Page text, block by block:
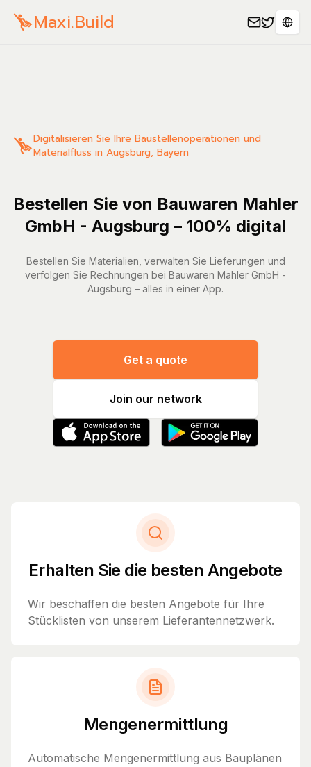
Maxi.Build
Digitalisieren Sie Ihre Baustellenoperationen und
Materialfluss in Augsburg, Bayern
Bestellen Sie von Bauwaren Mahler
GmbH - Augsburg – 100% digital
Bestellen Sie Materialien, verwalten Sie Lieferungen und
verfolgen Sie Rechnungen bei Bauwaren Mahler GmbH -
Augsburg – alles in einer App.
Get a quote
Join our network
Erhalten Sie die besten Angebote
Wir beschaffen die besten Angebote für Ihre
Stücklisten von unserem Lieferantennetzwerk.
Mengenermittlung
Automatische Mengenermittlung aus Bauplänen